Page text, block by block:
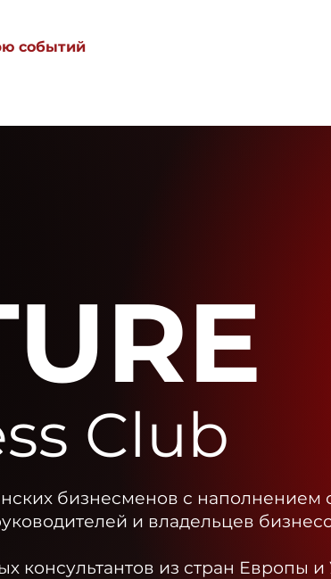
событий
Club
бизнесменов с наполнением
и владельцев
консультантов из стран Европы и